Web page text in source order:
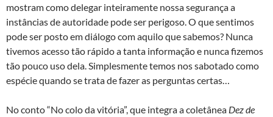
mostram como delegar inteiramente nossa segurança a
instâncias de autoridade pode ser perigoso. O que sentimos
pode ser posto em diálogo com aquilo que sabemos? Nunca
tivemos acesso tão rápido a tanta informação e nunca fizemos
tão pouco uso dela. Simplesmente temos nos sabotado como
espécie quando se trata de fazer as perguntas certas…
No conto “No colo da vitória”, que integra a coletânea Dez de